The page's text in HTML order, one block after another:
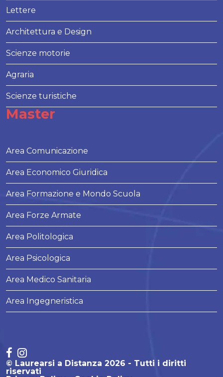
Lettere
Architettura e Design
Scienze motorie
Agraria
Scienze turistiche
Master
Area Comunicazione
Area Economico Giuridica
Area Formazione e Mondo Scuola
Area Forze Armate
Area Politologica
Area Psicologica
Area Medico Sanitaria
Area Ingegneristica
© Laurearsi a Distanza 2026 - Tutti i diritti
riservati